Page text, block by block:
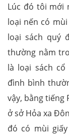
Lúc đó tôi mới
loại nến có
loại sách quý
thường nằm
là loại sách
đình bình
vậy, bằng tiếng
ở sở Hỏa xa
đó có mùi